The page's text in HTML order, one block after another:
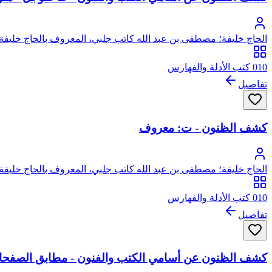
الحاج خليفة؛ مصطفى بن عبد الله كاتب جلبي، المعروف بالحاج
010 كتب الأدلة والفهارس
تفاصيل
كشف الظنون - ت: معروف
الحاج خليفة؛ مصطفى بن عبد الله كاتب جلبي، المعروف بالحاج
010 كتب الأدلة والفهارس
تفاصيل
كشف الظنون عن أسامي الكتب والفنون - مطابق